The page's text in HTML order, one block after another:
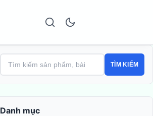
TÌM KIẾM
Danh mục